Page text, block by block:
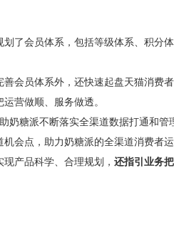
了会员体系，包括等级体系、积分
会员体系外，还快速起盘天猫消费
营做顺、服务做透。
奶糖派不断落实全渠道数据打通和
会点，助力奶糖派的全渠道消费者运
产品科学、合理规划，还指引业务